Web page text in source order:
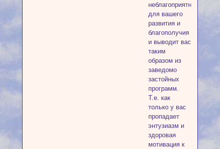
неблагоприятную
для вашего
развития и
благополучия
и выводит вас
таким
образом из
заведомо
застойных
программ.
Т.е. как
только у вас
пропадает
энтузиазм и
здоровая
мотивация к